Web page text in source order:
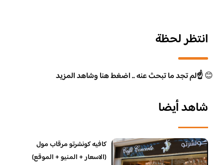
انتظر لحظة
😊☝️لم تجد ما تبحث عنه .. اضغط هنا وشاهد المزيد
شاهد أيضا
كافيه كونشرتو مرقاب مول
(الاسعار + المنيو + الموقع)